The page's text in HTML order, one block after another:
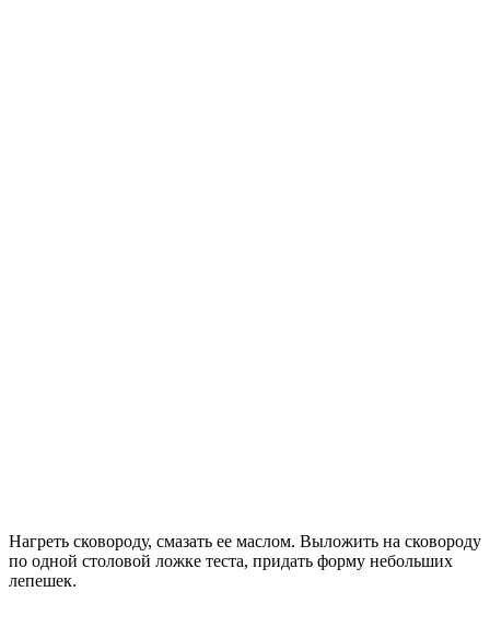
Нагреть сковороду, смазать ее маслом. Выложить на сковороду
по одной столовой ложке теста, придать форму небольших
лепешек.